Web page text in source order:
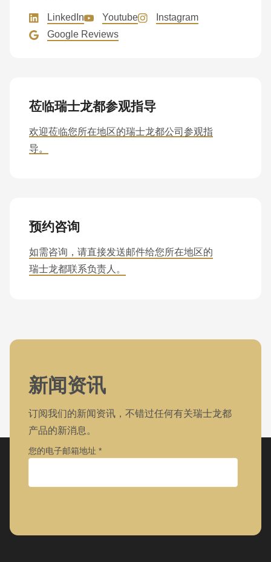
LinkedIn Youtube
Instagram
Google Reviews
莅临瑞士龙都参观指导
欢迎莅临您所在地区的瑞士龙都公司参观指
导。
预约咨询
如需咨询，请直接发送邮件给您所在地区的
瑞士龙都联系负责人。
新闻资讯
订阅我们的新闻资讯，不错过任何有关瑞士龙都
产品的新消息。
您的电子邮箱地址